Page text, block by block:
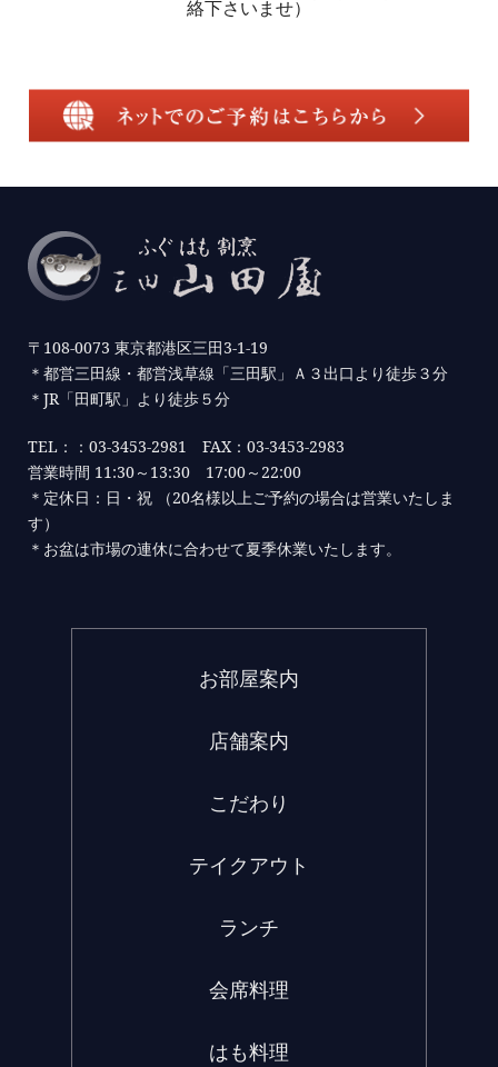
絡下さいませ）
〒108-0073 東京都港区三田3-1-19
＊都営三田線・都営浅草線「三田駅」Ａ３出口より徒歩３分
＊JR「田町駅」より徒歩５分
TEL：：03-3453-2981 FAX：03-3453-2983
営業時間 11:30～13:30 17:00～22:00
＊定休日：日・祝 （20名様以上ご予約の場合は営業いたしま
す）
＊お盆は市場の連休に合わせて夏季休業いたします。
お部屋案内
店舗案内
こだわり
テイクアウト
ランチ
会席料理
はも料理